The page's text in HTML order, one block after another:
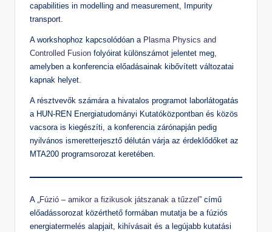
capabilities in modelling and measurement, Impurity
transport.
A workshophoz kapcsolódóan a Plasma Physics and
Controlled Fusion folyóirat különszámot jelentet meg,
amelyben a konferencia előadásainak kibővített változatai
kapnak helyet.
A résztvevők számára a hivatalos programot laborlátogatás
a HUN-REN Energiatudományi Kutatóközpontban és közös
vacsora is kiegészíti, a konferencia zárónapján pedig
nyilvános ismeretterjesztő délután várja az érdeklődőket az
MTA200 programsorozat keretében.
A „Fúzió – amikor a fizikusok játszanak a tűzzel ” című
előadássorozat közérthető formában mutatja be a fúziós
energiatermelés alapjait, kihívásait és a legújabb kutatási